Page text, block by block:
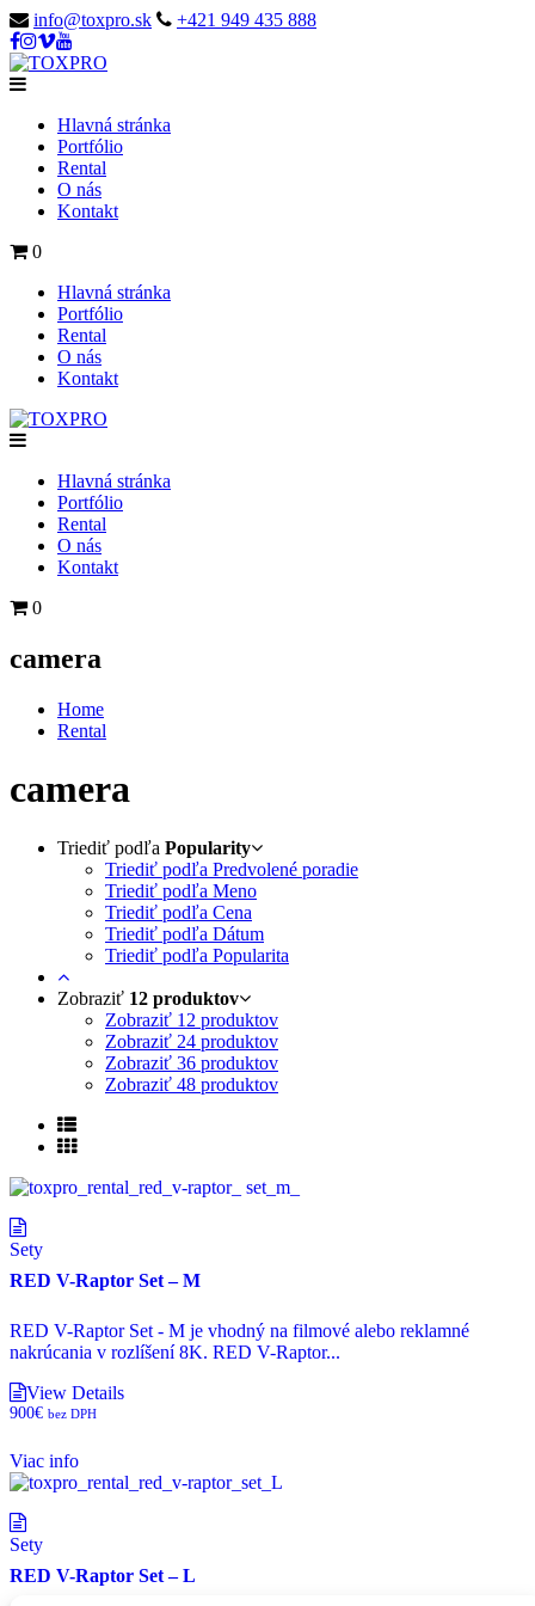
info@toxpro.sk +421 949 435 888
Hlavná stránka
Portfólio
Rental
O nás
Kontakt
0
Hlavná stránka
Portfólio
Rental
O nás
Kontakt
Hlavná stránka
Portfólio
Rental
O nás
Kontakt
0
camera
Home
Rental
camera
Triediť podľa Popularity
Triediť podľa Predvolené poradie
Triediť podľa Meno
Triediť podľa Cena
Triediť podľa Dátum
Triediť podľa Popularita
Zobraziť 12 produktov
Zobraziť 12 produktov
Zobraziť 24 produktov
Zobraziť 36 produktov
Zobraziť 48 produktov
Sety
RED V-Raptor Set – M
RED V-Raptor Set - M je vhodný na filmové alebo reklamné
nakrúcania v rozlíšení 8K. RED V-Raptor...
View Details
900€ bez DPH
Viac info
Sety
RED V-Raptor Set – L